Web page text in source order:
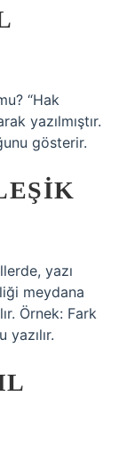
“Hak
yazılmıştır.
gösterir.
yazı
meydana
Örnek: Fark